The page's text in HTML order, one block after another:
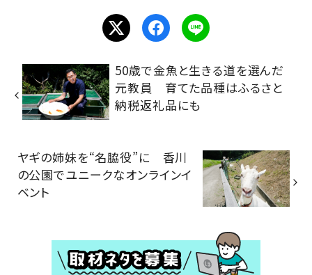
50歳で金魚と生きる道を選んだ
元教員 育てた品種はふるさと
納税返礼品にも
ヤギの姉妹を“名脇役”に 香川
の公園でユニークなオンラインイ
ベント